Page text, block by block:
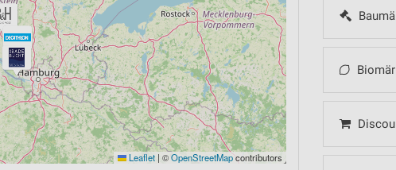
Leaflet | ©OpenStreetMapcontributors